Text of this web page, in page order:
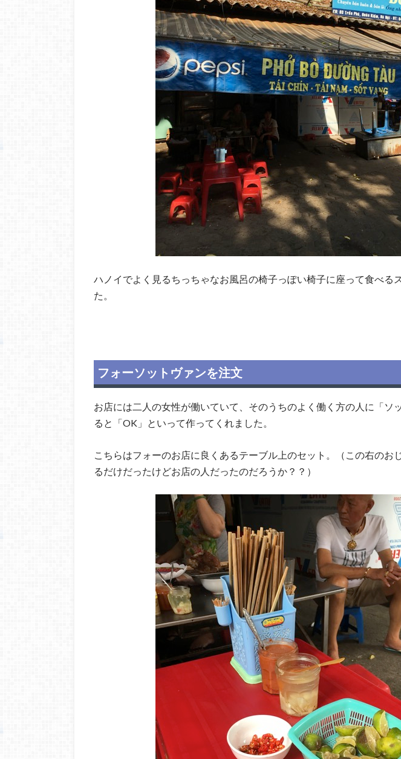
ハノイでよく見るちっちゃなお風呂の椅子っぽい椅子に座って食べる
た。
フォーソットヴァンを注文
お店には二人の女性が働いていて、そのうちのよく働く方の人に「ソ
ると「OK」といって作ってくれました。
こちらはフォーのお店に良くあるテーブル上のセット。（この右のお
るだけだったけどお店の人だったのだろうか？？）